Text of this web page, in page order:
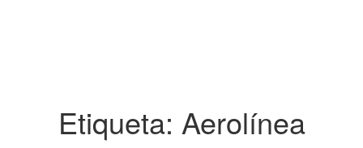
Etiqueta: Aerolínea